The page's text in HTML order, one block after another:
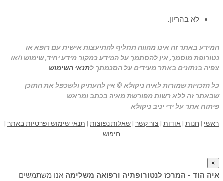
לא בהריון.
המידע באתר זה אינו מהווה תחליף להתיעצות אישית עם רופא או
נטורופת מוסמך, אין להסתמך על המידע כמקור מידע יחיד, שימוש ו/או
צפיה בנתונים באתר מעידים על הסכמתך לתנאי השימוש
כל הזכויות שמורות לאיה ניקולא © אין להעתיק ולשכפל את התוכן
שבאתר זה ללא רשות מפורשת מאיה בכתב ומראש
פיתוח אתר על ידי יניב ניקולא
ראשי חנות אודות צור קשר שאלות נפוצות תנאי שימוש ופרטיות באתר
חיפוש
×
איה הוד - המרכז לנטורופתיה ורפואה משלימה אנו משתמשים